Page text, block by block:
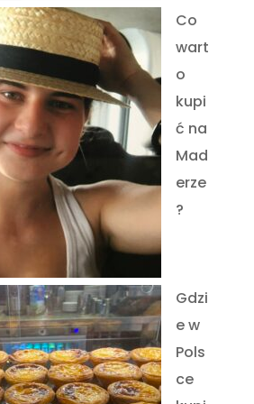
Co
wart
o
kupi
ć na
Mad
erze
?
Gdzi
e w
Pols
ce